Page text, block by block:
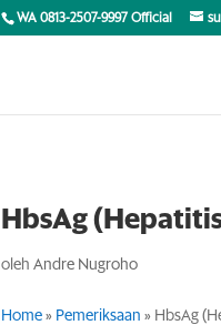
WA 0813-2507-9997 Official
HbsAg
olehAndre Nugroho
Home » Pemeriksaan » HbsAg